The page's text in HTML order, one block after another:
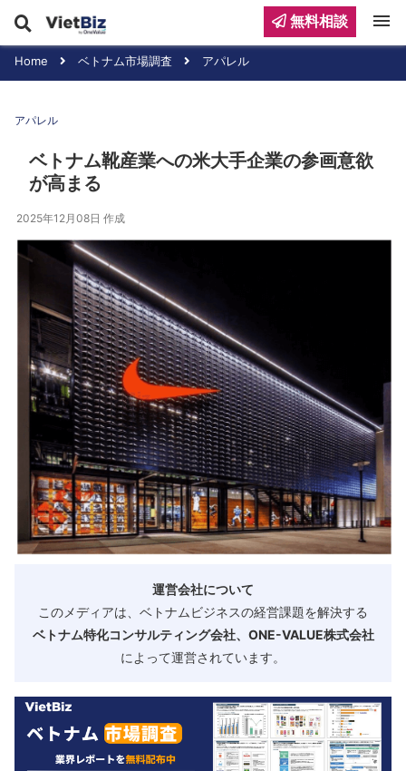
Home ベトナム市場調査 アパレル
アパレル
ベトナム靴産業への米大手企業の参画意欲
が高まる
2025年12月08日 作成
運営会社について
このメディアは、ベトナムビジネスの経営課題を解決する
ベトナム特化コンサルティング会社、ONE-VALUE株式会社
によって運営されています。
無料相談 menu